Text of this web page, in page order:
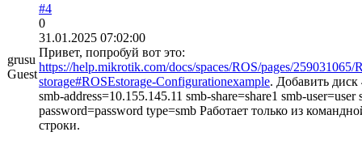
grusu
Guest
#4
0
31.01.2025 07:02:00
Привет, попробуй вот это:
https://help.mikrotik.com/docs/spaces/ROS/pages/259031065/
storage#ROSEstorage-Configurationexample. Добавить диск
smb-address=10.155.145.11 smb-share=share1 smb-user=user
password=password type=smb Работает только из
строки.